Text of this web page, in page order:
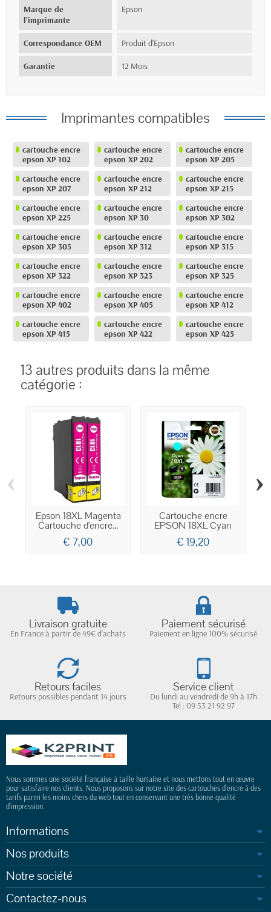
Marque de
l'imprimante
Epson
Correspondance OEM Produit d'Epson
Garantie 12 Mois
Imprimantes compatibles
cartouche encre
epson XP 102
cartouche encre
epson XP 202
cartouche encre
epson XP 205
cartouche encre
epson XP 207
cartouche encre
epson XP 212
cartouche encre
epson XP 215
cartouche encre
epson XP 225
cartouche encre
epson XP 30
cartouche encre
epson XP 302
cartouche encre
epson XP 305
cartouche encre
epson XP 312
cartouche encre
epson XP 315
cartouche encre
epson XP 322
cartouche encre
epson XP 323
cartouche encre
epson XP 325
cartouche encre
epson XP 402
cartouche encre
epson XP 405
cartouche encre
epson XP 412
cartouche encre
epson XP 415
cartouche encre
epson XP 422
cartouche encre
epson XP 425
13 autres produits dans la même
catégorie :
Epson 18XL Magenta
Cartouche d'encre...
€ 7,00
Cartouche encre
EPSON 18XL Cyan
originale...
€ 19,20
‹ ›
Livraison gratuite
En France à partir de 49€ d'achats
Paiement sécurisé
Paiement en ligne 100% sécurisé
Retours faciles
Retours possibles pendant 14 jours
Service client
Du lundi au vendredi de 9h à 17h
Tel : 09 53 21 92 97
Nous sommes une société française à taille humaine et nous mettons tout en œuvre
pour satisfaire nos clients. Nous proposons sur notre site des cartouches d'encre à des
tarifs parmi les moins chers du web tout en conservant une très bonne qualité
d'impression.
Informations
Nos produits
Notre société
Contactez-nous